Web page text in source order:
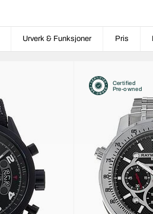
Urverk & Funksjoner Pris
Certified
Pre-owned